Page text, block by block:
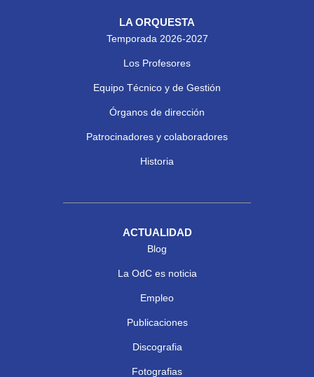
LA ORQUESTA
Temporada 2026-2027
Los Profesores
Equipo Técnico y de Gestión
Órganos de dirección
Patrocinadores y colaboradores
Historia
ACTUALIDAD
Blog
La OdC es noticia
Empleo
Publicaciones
Discografia
Fotografias